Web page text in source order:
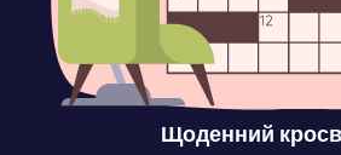
Щоденний